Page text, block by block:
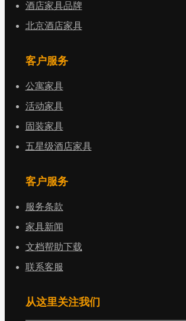
酒店家具品牌
北京酒店家具
客户服务
公寓家具
活动家具
固装家具
五星级酒店家具
客户服务
服务条款
家具新闻
文档帮助下载
联系客服
从这里关注我们